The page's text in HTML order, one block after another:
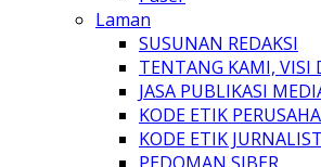
Laman
SUSUNAN REDAKSI
TENTANG KAMI, VISI
JASA PUBLIKASI
KODE ETIK
KODE ETIK